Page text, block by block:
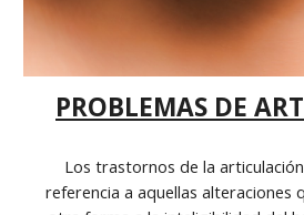
PROBLEMAS DE
Los trastornos de la
referencia a aquellas alteraciones